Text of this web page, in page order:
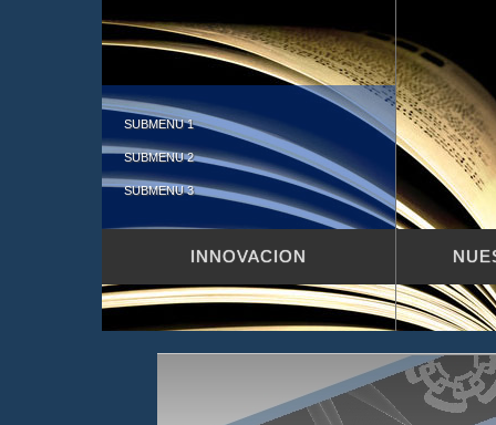
INNOVACION
SUBMENU 1
SUBMENU 2
SUBMENU 3